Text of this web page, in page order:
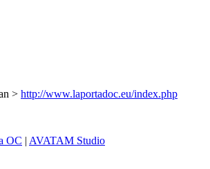
> http://www.laportadoc.eu/index.php
OC | AVATAM Studio